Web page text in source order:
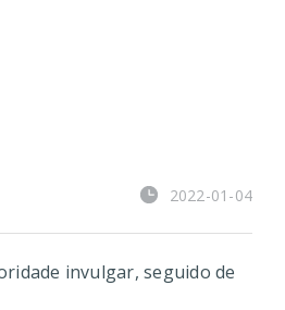
2022-01-04
invulgar, seguido de